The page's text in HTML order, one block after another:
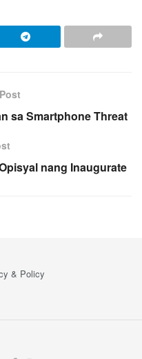
sa Smartphone Threat
nang Inaugurate
& Policy